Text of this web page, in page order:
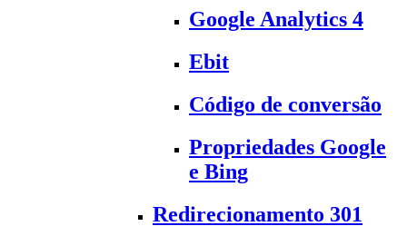
Google Analytics 4
Ebit
Código de conversão
Propriedades Google
e Bing
Redirecionamento 301